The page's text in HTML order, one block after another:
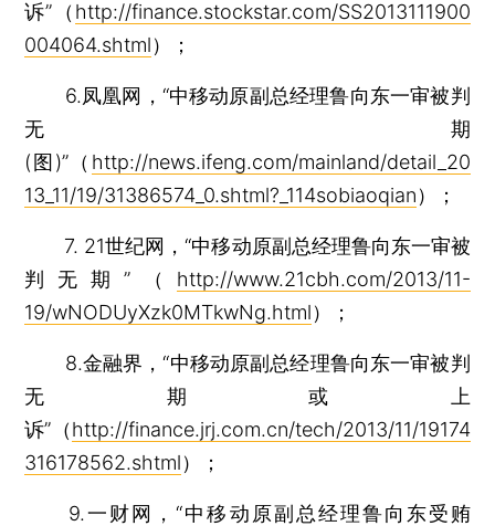
诉”（ http://finance.stockstar.com/SS2013111900
004064.shtml）；
6.凤凰网，“中移动原副总经理鲁向东一审被判
无期
(图)”（ http://news.ifeng.com/mainland/detail_20
13_11/19/31386574_0.shtml?_114sobiaoqian）；
7. 21世纪网，“中移动原副总经理鲁向东一审被
判无期”（ http://www.21cbh.com/2013/11-
19/wNODUyXzk0MTkwNg.html）；
8.金融界，“中移动原副总经理鲁向东一审被判
无期或上
诉”（http://finance.jrj.com.cn/tech/2013/11/19174
316178562.shtml）；
9.一财网，“中移动原副总经理鲁向东受贿